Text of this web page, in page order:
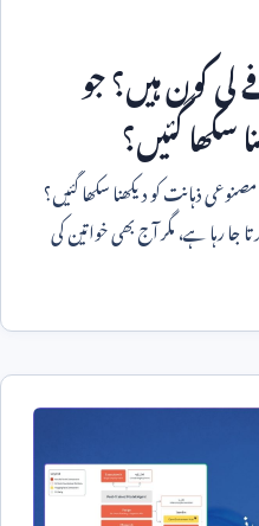
کون ہیں؟ جو
سکھا گئیں؟
ذہانت کو دیکھنا سکھا گئیں؟
جا رہا ہے، مگر آج بھی خواتین کی